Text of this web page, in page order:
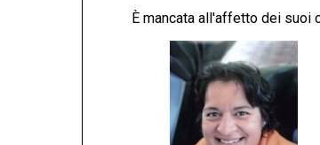
È mancata all'affetto dei suoi